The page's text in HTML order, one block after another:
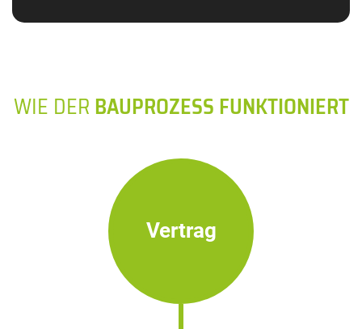
WIE DERBAUPROZESS FUNKTIONIERT
Vertrag